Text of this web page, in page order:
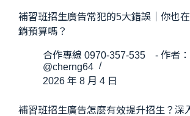
補習班招生廣告常犯的5大錯誤｜你也
銷預算嗎？
合作專線 0970-357-535 - 作者：
@cherng64
2026 年 8 月 4 日
補習班招生廣告怎麼有效提升招生？深